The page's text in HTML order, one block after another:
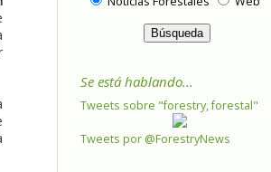
Se está hablando...
Tweets sobre "forestry, forestal"
Tweets por @ForestryNews